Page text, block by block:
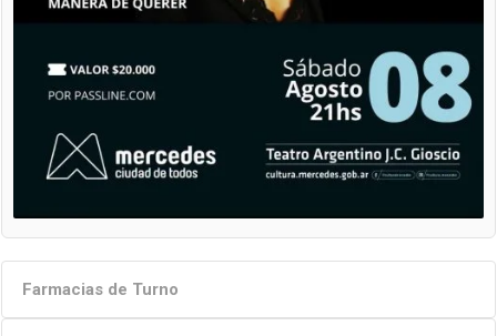
Farmacias de Turno